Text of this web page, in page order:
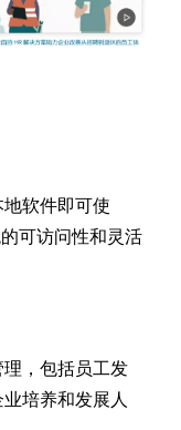
软件即可使
可访问性和灵活
，包括员工发
培养和发展人